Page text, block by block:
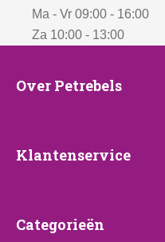
Ma - Vr 09:00 - 16:00
Za 10:00 - 13:00
Over
Over Petrebels
Klantenservice
Klantenservice
Categorieën
Categorieën